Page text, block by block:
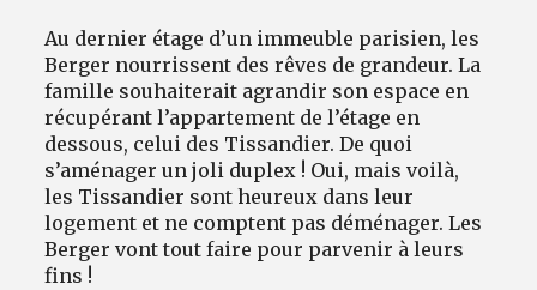
Au dernier étage d’un immeuble parisien, les
Berger nourrissent des rêves de grandeur. La
famille souhaiterait agrandir son espace en
récupérant l’appartement de l’étage en
dessous, celui des Tissandier. De quoi
s’aménager un joli duplex ! Oui, mais voilà,
les Tissandier sont heureux dans leur
logement et ne comptent pas déménager. Les
Berger vont tout faire pour parvenir à leurs
fins !